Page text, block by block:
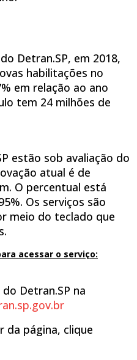
Detran.SP, em 2018,
habilitações no
em relação ao ano
tem 24 milhões de
estão sob avaliação do
atual é de
O percentual está
Os serviços são
meio do teclado que
acessar o serviço:
Detran.SP na
da página, clique